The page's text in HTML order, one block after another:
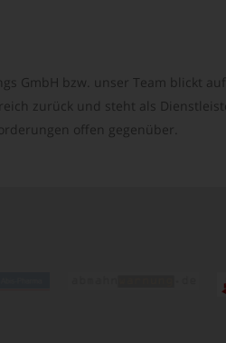
GmbH bzw. unser Team blickt
zurück und steht als
offen gegenüber.